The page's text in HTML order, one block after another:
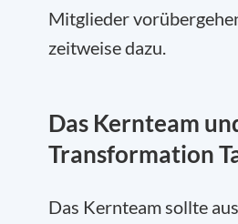
Mitglieder
zeitweise dazu.
Das Kernteam
Transformation
Das Kernteam sollte